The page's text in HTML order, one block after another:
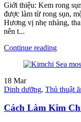
Giới thiệu: Kem rong
được làm từ rong sụn,
Hương vị nhẹ nhàng,
nên t...
Continue reading
18 Mar
Dinh dưỡng, Thủ thuật
Cách Làm Kim